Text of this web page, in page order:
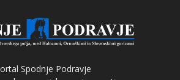
Spodnje Podravje